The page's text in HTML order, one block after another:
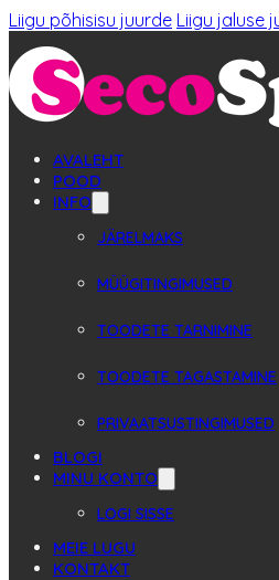
Liigu põhisisu juurde Liigu jaluse
AVALEHT
POOD
INFO
JÄRELMAKS
MÜÜGITINGIMUSED
TOODETE TARNIMINE
TOODETE TAGASTAMINE
PRIVAATSUSTINGIMUSED
BLOGI
MINU KONTO
LOGI SISSE
MEIE LUGU
KONTAKT